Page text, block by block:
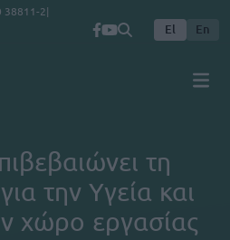
περιεχόμενο
38811-2
El En
τη
την Υγεία και
χώρο εργασίας